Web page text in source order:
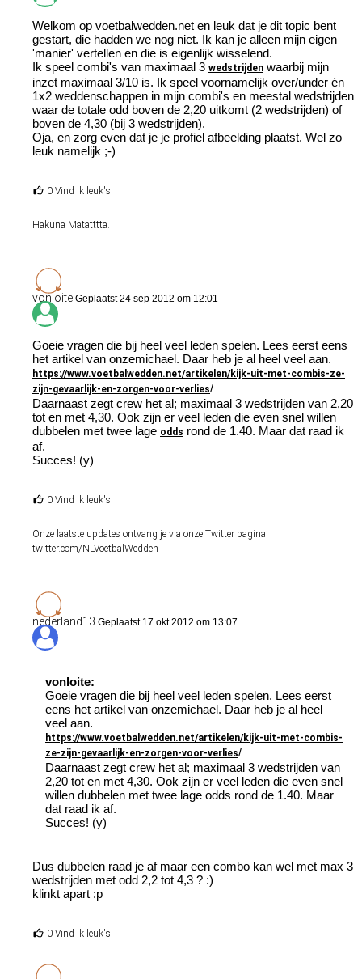
Welkom op voetbalwedden.net en leuk dat je dit topic bent
gestart, die hadden we nog niet. Ik kan je alleen mijn eigen
'manier' vertellen en die is eigenlijk wisselend.
Ik speel combi's van maximaal 3 wedstrijden waarbij mijn
inzet maximaal 3/10 is. Ik speel voornamelijk over/under én
1x2 weddenschappen in mijn combi's en meestal wedstrijden
waar de totale odd boven de 2,20 uitkomt (2 wedstrijden) of
boven de 4,30 (bij 3 wedstrijden).
Oja, en zorg even dat je je profiel afbeelding plaatst. Wel zo
leuk namelijk ;-)
0 Vind ik leuk's
Hakuna Matatttta.
vonloite Geplaatst 24 sep 2012 om 12:01
Goeie vragen die bij heel veel leden spelen. Lees eerst eens
het artikel van onzemichael. Daar heb je al heel veel aan.
https://www.voetbalwedden.net/artikelen/kijk-uit-met-combis-ze-
zijn-gevaarlijk-en-zorgen-voor-verlies/
Daarnaast zegt crew het al; maximaal 3 wedstrijden van 2,20
tot en met 4,30. Ook zijn er veel leden die even snel willen
dubbelen met twee lage odds rond de 1.40. Maar dat raad ik
af.
Succes! (y)
0 Vind ik leuk's
Onze laatste updates ontvang je via onze Twitter pagina:
twitter.com/NLVoetbalWedden
nederland13 Geplaatst 17 okt 2012 om 13:07
vonloite:
Goeie vragen die bij heel veel leden spelen. Lees eerst
eens het artikel van onzemichael. Daar heb je al heel
veel aan.
https://www.voetbalwedden.net/artikelen/kijk-uit-met-combis-
ze-zijn-gevaarlijk-en-zorgen-voor-verlies/
Daarnaast zegt crew het al; maximaal 3 wedstrijden van
2,20 tot en met 4,30. Ook zijn er veel leden die even snel
willen dubbelen met twee lage odds rond de 1.40. Maar
dat raad ik af.
Succes! (y)
Dus dubbelen raad je af maar een combo kan wel met max 3
wedstrijden met odd 2,2 tot 4,3 ? :)
klinkt apart :p
0 Vind ik leuk's